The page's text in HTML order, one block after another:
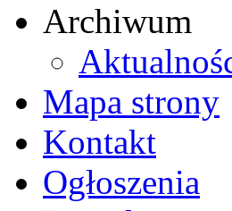
Archiwum
Mapa strony
Kontakt
Ogłoszenia